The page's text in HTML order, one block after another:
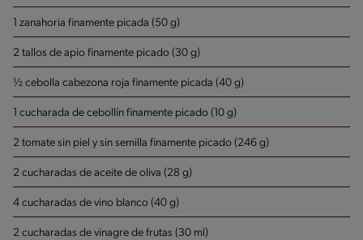
1 zanahoria finamente picada (50 g)
2 tallos de apio finamente picado (30 g)
½ cebolla cabezona roja finamente picada (40 g)
1 cucharada de cebollín finamente picado (10 g)
2 tomate sin piel y sin semilla finamente picado (246 g)
2 cucharadas de aceite de oliva (28 g)
4 cucharadas de vino blanco (40 g)
2 cucharadas de vinagre de frutas (30 ml)